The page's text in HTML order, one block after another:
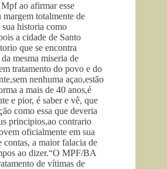
ao afirmar esse
margem totalmente de
sua historia como
a cidade de Santo
que se encontra
mesma miseria de
tratamento do povo e do
nenhuma açao,estão
a mais de 40 anos,é
e pior, é saber e vê, que
como essa que deveria
principios,ao contrario
oficialmente em sua
contas, a maior falacia de
ao dizer.“O MPF/BA
de vítimas de